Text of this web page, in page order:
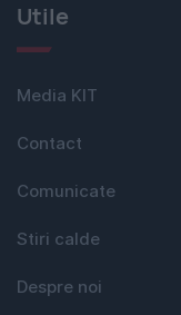
Utile
Media KIT
Contact
Comunicate
Stiri calde
Despre noi